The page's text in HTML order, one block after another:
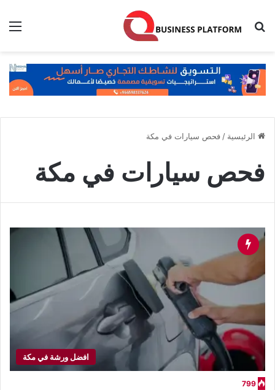
بحث عن
الرئيسية / فحص سيارات في مكة
فحص سيارات في مكة
افضل ورشة في مكة
799